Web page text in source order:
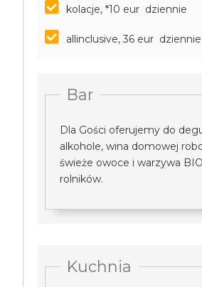
kolacje, *10 eur dziennie
allinclusive, 36 eur dziennie
Bar
Dla Gości oferujemy do
alkohole, wina domowej
świeże owoce i warzywa
rolników.
Kuchnia